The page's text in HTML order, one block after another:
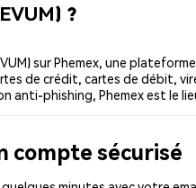
?
sur Phemex, une
de crédit, cartes de débit,
phishing, Phemex est le
compte sécurisé